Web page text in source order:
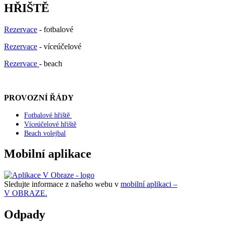
HŘIŠTĚ
Rezervace - fotbalové
Rezervace - víceúčelové
Rezervace - beach
PROVOZNÍ ŘÁDY
Fotbalové hřiště
Víceúčelové hřiště
Beach volejbal
Mobilní aplikace
Sledujte informace z našeho webu v mobilní aplikaci –
V OBRAZE.
Odpady